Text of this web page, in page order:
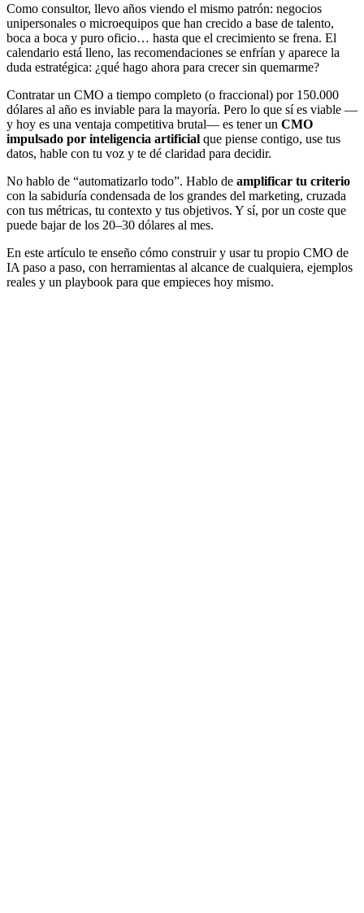
Como consultor, llevo años viendo el mismo patrón: negocios
unipersonales o microequipos que han crecido a base de talento,
boca a boca y puro oficio… hasta que el crecimiento se frena. El
calendario está lleno, las recomendaciones se enfrían y aparece la
duda estratégica: ¿qué hago ahora para crecer sin quemarme?
Contratar un CMO a tiempo completo (o fraccional) por 150.000
dólares al año es inviable para la mayoría. Pero lo que sí es viable —
y hoy es una ventaja competitiva brutal— es tener un CMO
impulsado por inteligencia artificial que piense contigo, use tus
datos, hable con tu voz y te dé claridad para decidir.
No hablo de “automatizarlo todo”. Hablo de amplificar tu criterio
con la sabiduría condensada de los grandes del marketing, cruzada
con tus métricas, tu contexto y tus objetivos. Y sí, por un coste que
puede bajar de los 20–30 dólares al mes.
En este artículo te enseño cómo construir y usar tu propio CMO de
IA paso a paso, con herramientas al alcance de cualquiera, ejemplos
reales y un playbook para que empieces hoy mismo.